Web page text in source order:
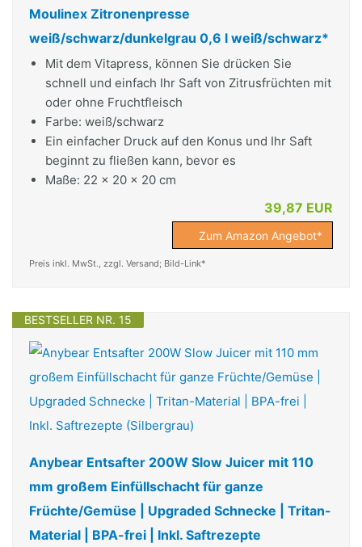
Moulinex Zitronenpresse
weiß/schwarz/dunkelgrau 0,6 l weiß/schwarz*
Mit dem Vitapress, können Sie drücken Sie
schnell und einfach Ihr Saft von Zitrusfrüchten mit
oder ohne Fruchtfleisch
Farbe: weiß/schwarz
Ein einfacher Druck auf den Konus und Ihr Saft
beginnt zu fließen kann, bevor es
Maße: 22 x 20 x 20 cm
39,87 EUR
Zum Amazon Angebot*
Preis inkl. MwSt., zzgl. Versand; Bild-Link*
BESTSELLER NR. 15
Anybear Entsafter 200W Slow Juicer mit 110
mm großem Einfüllschacht für ganze
Früchte/Gemüse | Upgraded Schnecke | Tritan-
Material | BPA-frei | Inkl. Saftrezepte